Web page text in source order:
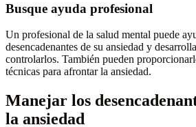
Busque ayuda profesional
Un profesional de la salud mental puede
desencadenantes de su ansiedad y
controlarlos. También pueden
técnicas para afrontar la ansiedad.
Manejar los
la ansiedad